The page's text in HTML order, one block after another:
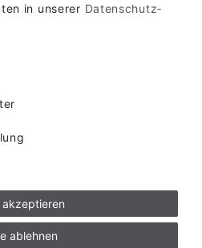
Zahlungsarten
in unserer Daten­schutz­
akzeptieren
ablehnen